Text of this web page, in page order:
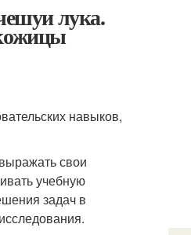
лука.
навыков,
свои
учебную
задач в